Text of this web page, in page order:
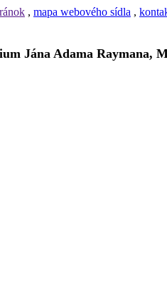
, mapa webového sídla ,
Jána Adama Raymana,